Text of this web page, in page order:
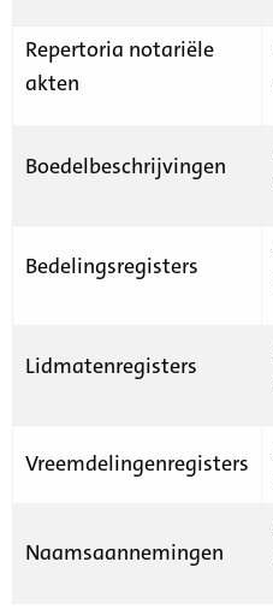
Repertoria notariële
akten
Boedelbeschrijvingen
Bedelingsregisters
Lidmatenregisters
Vreemdelingenregisters
Naamsaannemingen